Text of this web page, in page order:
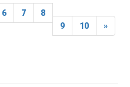
6 7
8
9
10 »